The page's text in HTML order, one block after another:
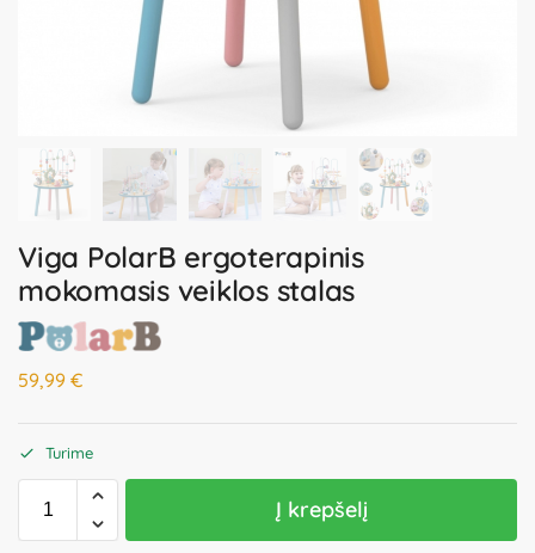
Viga PolarB ergoterapinis
mokomasis veiklos stalas
59,99 €
Turime
Į krepšelį